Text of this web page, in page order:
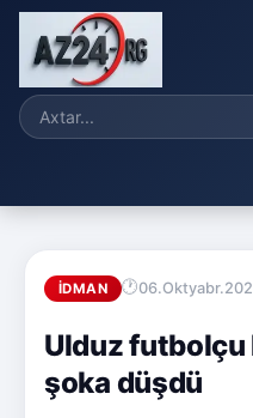
İDMAN
Ulduz futbolçu
şoka düşdü